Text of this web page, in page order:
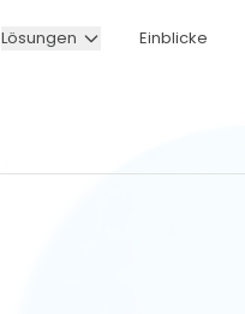
Lösungen Einblicke